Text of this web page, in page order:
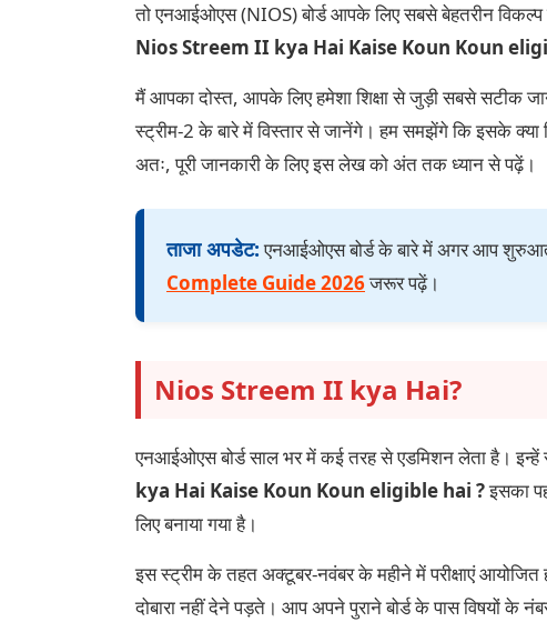
तो एनआईओएस (NIOS) बोर्ड आपके लिए सबसे बेहतरीन
Nios Streem II kya Hai Kaise Koun Koun
मैं आपका दोस्त, आपके लिए हमेशा शिक्षा से जुड़ी सबसे सटीक
स्ट्रीम-2 के बारे में विस्तार से जानेंगे। हम समझेंगे कि इसके
अतः, पूरी जानकारी के लिए इस लेख को अंत तक ध्यान से पढ़ें।
ताजा अपडेट:एनआईओएस बोर्ड के बारे में अगर आप
Complete Guide 2026जरूर पढ़ें।
Nios Streem II kya Hai?
एनआईओएस बोर्ड साल भर में कई तरह से एडमिशन लेता है। इन्हें
kya Hai Kaise Koun Koun eligible hai ?इसका
लिए बनाया गया है।
इस स्ट्रीम के तहत अक्टूबर-नवंबर के महीने में परीक्षाएं
दोबारा नहीं देने पड़ते। आप अपने पुराने बोर्ड के पास विषयों